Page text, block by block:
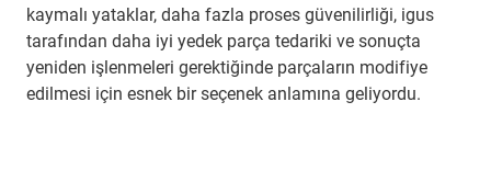
kaymalı yataklar, daha fazla proses güvenilirliği, igus
tarafından daha iyi yedek parça tedariki ve sonuçta
yeniden işlenmeleri gerektiğinde parçaların modifiye
edilmesi için esnek bir seçenek anlamına geliyordu.